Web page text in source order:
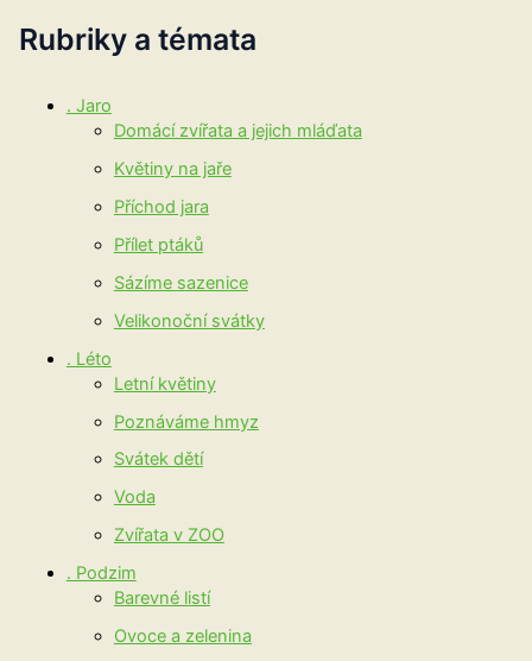
Rubriky a témata
. Jaro
Domácí zvířata a jejich mláďata
Květiny na jaře
Příchod jara
Přílet ptáků
Sázíme sazenice
Velikonoční svátky
. Léto
Letní květiny
Poznáváme hmyz
Svátek dětí
Voda
Zvířata v ZOO
. Podzim
Barevné listí
Ovoce a zelenina